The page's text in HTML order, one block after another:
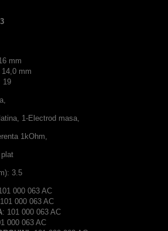
mm
mm
19
1-Electrod masa,
1kOhm,
3.5
000 063 AC
000 063 AC
: 101 000 063 AC
000 063 AC